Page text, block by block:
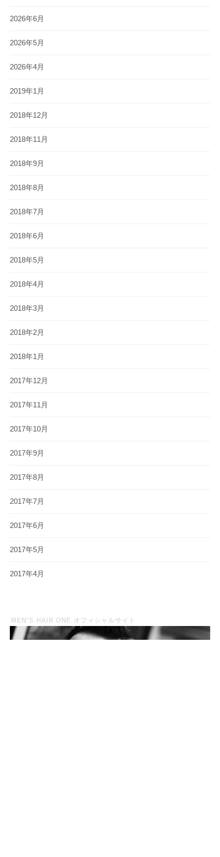
2026年6月
2026年5月
2026年4月
2019年1月
2018年12月
2018年11月
2018年9月
2018年8月
2018年7月
2018年6月
2018年5月
2018年4月
2018年3月
2018年2月
2018年1月
2017年12月
2017年11月
2017年10月
2017年9月
2017年8月
2017年7月
2017年6月
2017年5月
2017年4月
MEN’S HAIR ONE オフィシャルサイト